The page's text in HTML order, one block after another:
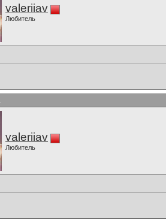
valeriiav
Любитель
valeriiav
Любитель